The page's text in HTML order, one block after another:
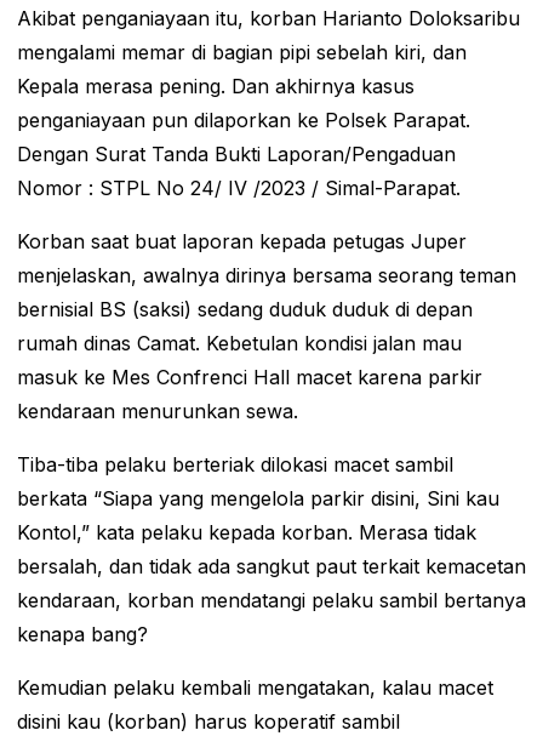
Akibat penganiayaan itu, korban Harianto Doloksaribu
mengalami memar di bagian pipi sebelah kiri, dan
Kepala merasa pening. Dan akhirnya kasus
penganiayaan pun dilaporkan ke Polsek Parapat.
Dengan Surat Tanda Bukti Laporan/Pengaduan
Nomor : STPL No 24/ IV /2023 / Simal-Parapat.
Korban saat buat laporan kepada petugas Juper
menjelaskan, awalnya dirinya bersama seorang teman
bernisial BS (saksi) sedang duduk duduk di depan
rumah dinas Camat. Kebetulan kondisi jalan mau
masuk ke Mes Confrenci Hall macet karena parkir
kendaraan menurunkan sewa.
Tiba-tiba pelaku berteriak dilokasi macet sambil
berkata “Siapa yang mengelola parkir disini, Sini kau
Kontol,” kata pelaku kepada korban. Merasa tidak
bersalah, dan tidak ada sangkut paut terkait kemacetan
kendaraan, korban mendatangi pelaku sambil bertanya
kenapa bang?
Kemudian pelaku kembali mengatakan, kalau macet
disini kau (korban) harus koperatif sambil